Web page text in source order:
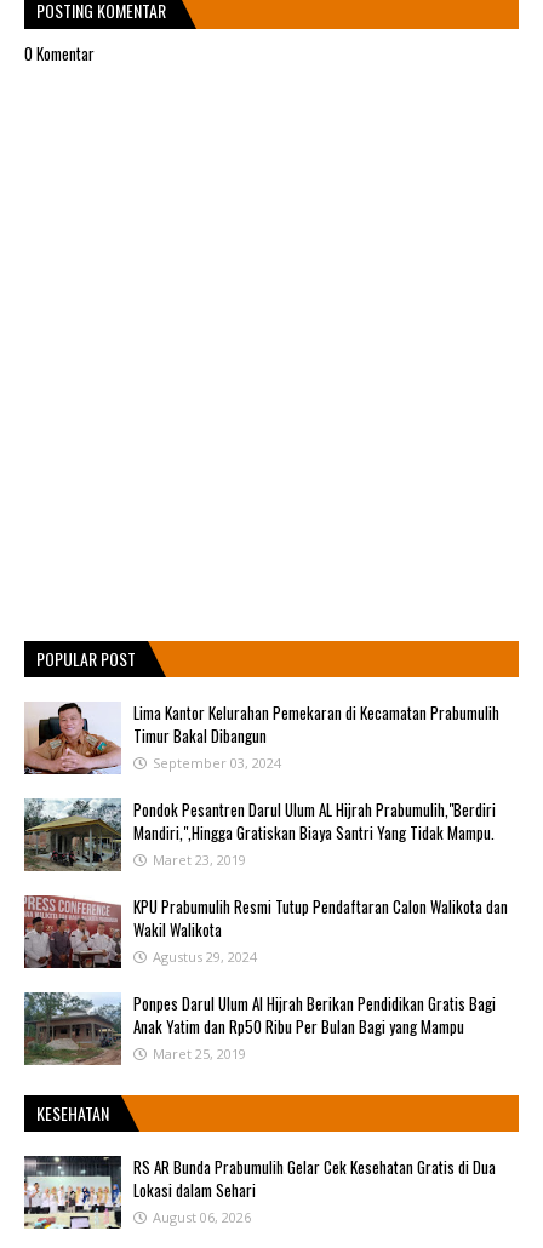
POSTING KOMENTAR
0 Komentar
POPULAR POST
Lima Kantor Kelurahan Pemekaran di Kecamatan Prabumulih
Timur Bakal Dibangun
September 03, 2024
Pondok Pesantren Darul Ulum AL Hijrah Prabumulih,"Berdiri
Mandiri,",Hingga Gratiskan Biaya Santri Yang Tidak Mampu.
Maret 23, 2019
KPU Prabumulih Resmi Tutup Pendaftaran Calon Walikota dan
Wakil Walikota
Agustus 29, 2024
Ponpes Darul Ulum Al Hijrah Berikan Pendidikan Gratis Bagi
Anak Yatim dan Rp50 Ribu Per Bulan Bagi yang Mampu
Maret 25, 2019
KESEHATAN
RS AR Bunda Prabumulih Gelar Cek Kesehatan Gratis di Dua
Lokasi dalam Sehari
August 06, 2026